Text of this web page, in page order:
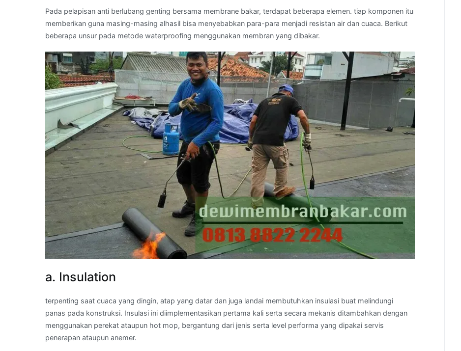
Pada pelapisan anti berlubang genting bersama membrane bakar, terdapat beberapa elemen. tiap komponen itu
memberikan guna masing-masing alhasil bisa menyebabkan para-para menjadi resistan air dan cuaca. Berikut
beberapa unsur pada metode waterproofing menggunakan membran yang dibakar.
a. Insulation
terpenting saat cuaca yang dingin, atap yang datar dan juga landai membutuhkan insulasi buat melindungi
panas pada konstruksi. Insulasi ini diimplementasikan pertama kali serta secara mekanis ditambahkan dengan
menggunakan perekat ataupun hot mop, bergantung dari jenis serta level performa yang dipakai servis
penerapan ataupun anemer.